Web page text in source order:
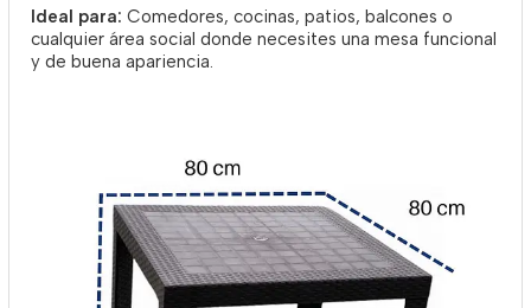
Ideal para: Comedores, cocinas, patios, balcones o
cualquier área social donde necesites una mesa funcional
y de buena apariencia.